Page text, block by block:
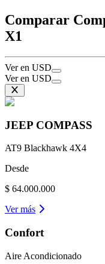
Comparar
X1
Ver en USD
Ver en USD
JEEP COMPASS
AT9 Blackhawk 4X4
Desde
$ 64.000.000
Ver más
Confort
Aire Acondicionado